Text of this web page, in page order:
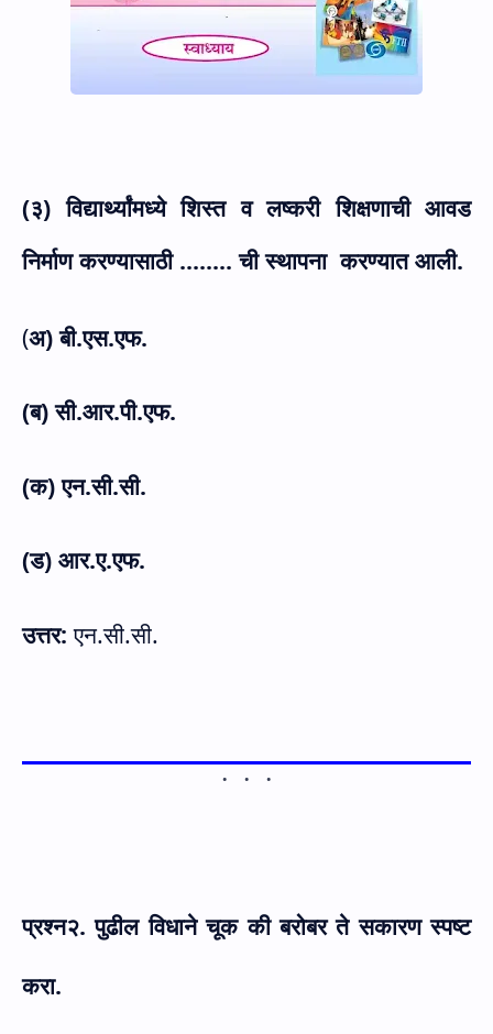
(३) विद्यार्थ्यांमध्ये शिस्त व लष्करी शिक्षणाची आवड
निर्माण करण्यासाठी ........ ची स्थापना करण्यात आली.
(अ) बी.एस.एफ.
(ब) सी.आर.पी.एफ.
(क) एन.सी.सी.
(ड) आर.ए.एफ.
उत्तर:एन.सी.सी.
प्रश्न२. पुढील विधाने चूक की बरोबर ते सकारण स्पष्ट
करा.